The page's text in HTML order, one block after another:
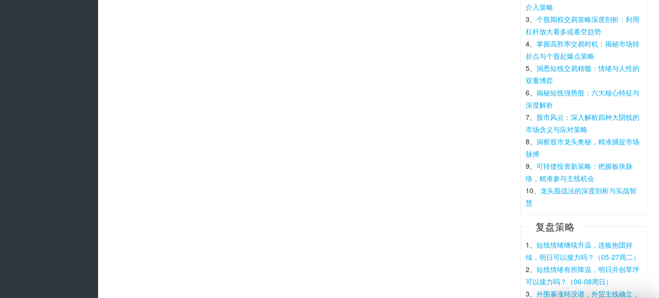
介入策略
3、个股期权交易策略深度剖析：利用
杠杆放大看多或看空趋势
4、掌握高胜率交易时机：揭秘市场转
折点与个股起爆点策略
5、洞悉短线交易精髓：情绪与人性的
双重博弈
6、揭秘短线强势股：六大核心特征与
深度解析
7、 股市风云：深入解析四种大阴线的
市场含义与应对策略
8、洞察股市龙头奥秘，精准捕捉市场
脉搏
9、可转债投资新策略：把握板块脉
络，精准参与主线机会
10、龙头股战法的深度剖析与实战智
慧
复盘策略
1、短线情绪继续升温，连板抱团持
续，明日可以接力吗？（05-27周二）
2、短线情绪有所降温，明日共创草坪
可以接力吗？（06-08周日）
3、外围暴涨特没谱，外贸主线确立，